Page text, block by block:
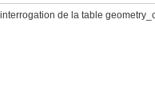
de la table